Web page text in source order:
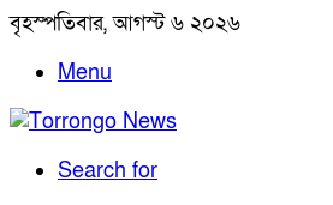
বৃহস্পতিবার, আগস্ট ৬ ২০২৬
Menu
Search for